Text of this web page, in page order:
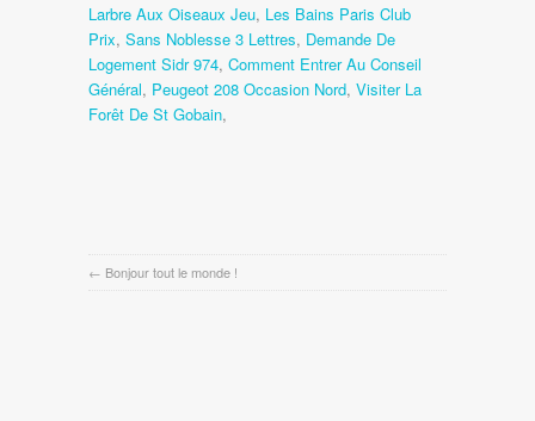
Larbre Aux Oiseaux Jeu, Les Bains Paris Club
Prix, Sans Noblesse 3 Lettres, Demande De
Logement Sidr 974, Comment Entrer Au Conseil
Général, Peugeot 208 Occasion Nord, Visiter La
Forêt De St Gobain,
← Bonjour tout le monde !